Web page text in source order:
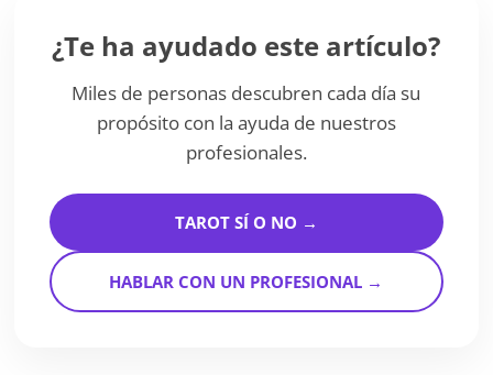
¿Te ha ayudado este artículo?
Miles de personas descubren cada día su
propósito con la ayuda de nuestros
profesionales.
TAROT SÍ O NO →
HABLAR CON UN PROFESIONAL →